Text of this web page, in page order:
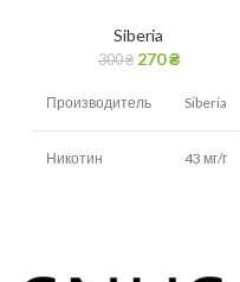
Siberia
300₴ 270₴
Производитель Siberia
Никотин 43 мг/г